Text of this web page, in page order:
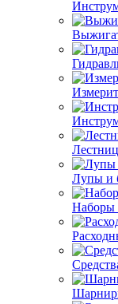
Лупы и
Наборы